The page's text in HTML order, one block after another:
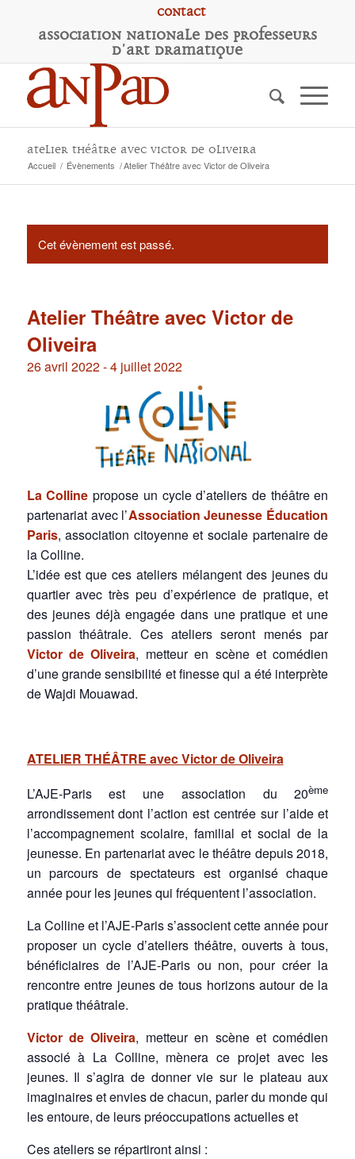
Contact
Association Nationale des Professeurs
d'Art Dramatique
Atelier Théâtre avec Victor de Oliveira
Accueil / Évènements /Atelier Théâtre avec Victor de Oliveira
Cet évènement est passé.
Atelier Théâtre avec Victor de
Oliveira
26 avril 2022-4 juillet 2022
La Colline propose un cycle d’ateliers de théâtre en
partenariat avec l’Association Jeunesse Éducation
Paris, association citoyenne et sociale partenaire de
la Colline.
L’idée est que ces ateliers mélangent des jeunes du
quartier avec très peu d’expérience de pratique, et
des jeunes déjà engagée dans une pratique et une
passion théâtrale. Ces ateliers seront menés par
Victor de Oliveira, metteur en scène et comédien
d’une grande sensibilité et finesse qui a été interprète
de Wajdi Mouawad.
ATELIER THÉÂTRE avec Victor de Oliveira
L’AJE-Paris est une association du 20ème
arrondissement dont l’action est centrée sur l’aide et
l’accompagnement scolaire, familial et social de la
jeunesse. En partenariat avec le théâtre depuis 2018,
un parcours de spectateurs est organisé chaque
année pour les jeunes qui fréquentent l’association.
La Colline et l’AJE-Paris s’associent cette année pour
proposer un cycle d’ateliers théâtre, ouverts à tous,
bénéficiaires de l’AJE-Paris ou non, pour créer la
rencontre entre jeunes de tous horizons autour de la
pratique théâtrale.
Victor de Oliveira, metteur en scène et comédien
associé à La Colline, mènera ce projet avec les
jeunes. Il s’agira de donner vie sur le plateau aux
imaginaires et envies de chacun, parler du monde qui
les entoure, de leurs préoccupations actuelles et
Ces ateliers se répartiront ainsi :